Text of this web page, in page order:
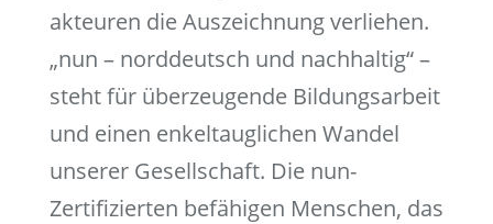
akteuren die Auszeichnung verliehen.
„nun – norddeutsch und nachhaltig“ –
steht für überzeugende Bildungsarbeit
und einen enkeltauglichen Wandel
unserer Gesellschaft. Die nun-
Zertifizierten befähigen Menschen, das